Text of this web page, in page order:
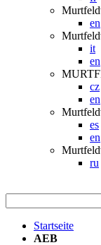
en
it
en
cz
en
es
en
ru
Startseite
AEB